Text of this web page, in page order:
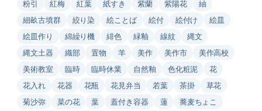
粉引
紅梅 紅葉 紙すき 紫蘭 紫陽花
紬
細畝古墳群
絞り染 絵ことば 絵付 絵付け
絵皿
絵皿作り
綿繰り機 緋色 緑釉 線紋
縄文
縄文土器
織部 置物 羊 美作 美作市
美作高校
美術教室
臨時 臨時休業 自然釉 色化粧泥
花
花入れ
花器 花瓶 花見弁当 若葉 茶掛
草花
菊沙弥
菜の花 葉 蓋付き容器 蓮
蕎麦ちょこ